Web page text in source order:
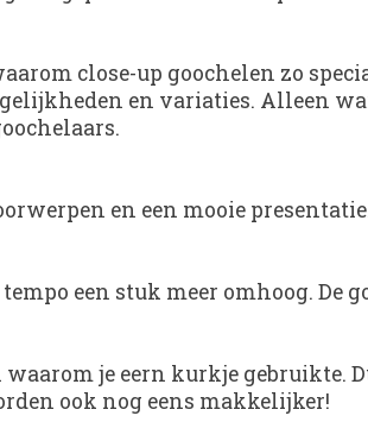
close-up goochelen zo
en variaties. Alleen
en een mooie
een stuk meer omhoog. De
je eern kurkje gebruikte.
ook nog eens makkelijker!